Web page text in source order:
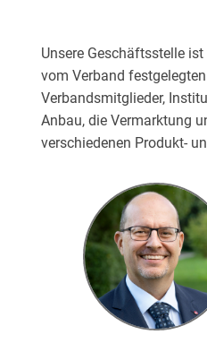
Unsere Geschäftsstelle
vom Verband
Verbandsmitglieder,
Anbau, die Vermarktung
verschiedenen Produkt-